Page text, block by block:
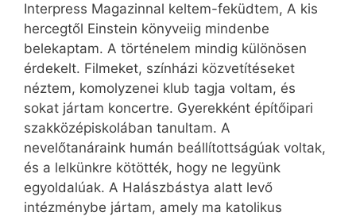
Interpress Magazinnal keltem-feküdtem, A kis
hercegtől Einstein könyveiig mindenbe
belekaptam. A történelem mindig különösen
érdekelt. Filmeket, színházi közvetítéseket
néztem, komolyzenei klub tagja voltam, és
sokat jártam koncertre. Gyerekként építőipari
szakközépiskolában tanultam. A
nevelőtanáraink humán beállítottságúak voltak,
és a lelkünkre kötötték, hogy ne legyünk
egyoldalúak. A Halászbástya alatt levő
intézménybe jártam, amely ma katolikus